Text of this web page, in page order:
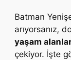
Batman
arıyorsanız,
yaşam
çekiyor. İşte